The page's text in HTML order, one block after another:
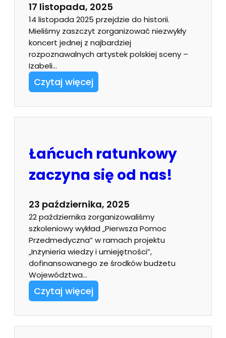
17 listopada, 2025
14 listopada 2025 przejdzie do historii.
Mieliśmy zaszczyt zorganizować niezwykły
koncert jednej z najbardziej
rozpoznawalnych artystek polskiej sceny –
Izabeli…
Czytaj więcej
Łańcuch ratunkowy
zaczyna się od nas!
23 października, 2025
22 października zorganizowaliśmy
szkoleniowy wykład „Pierwsza Pomoc
Przedmedyczna” w ramach projektu
„Inżynieria wiedzy i umiejętności”,
dofinansowanego ze środków budżetu
Województwa…
Czytaj więcej